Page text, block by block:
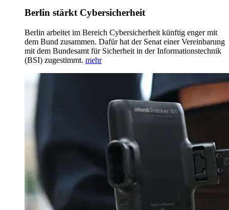
Berlin stärkt Cybersicherheit
Berlin arbeitet im Bereich Cybersicherheit künftig enger mit
dem Bund zusammen. Dafür hat der Senat einer Vereinbarung
mit dem Bundesamt für Sicherheit in der Informationstechnik
(BSI) zugestimmt. mehr